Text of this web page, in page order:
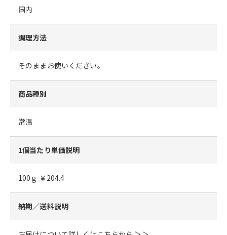
国内
調理方法
そのままお使いください。
商品種別
常温
1個当たり単価説明
100ｇ ￥204.4
納期／送料説明